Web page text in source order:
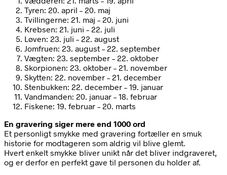
Tyren: 20. april – 20. maj
Tvillingerne: 21. maj – 20. juni
Krebsen: 21. juni – 22. juli
Løven: 23. juli – 22. august
Jomfruen: 23. august – 22. september
Vægten: 23. september – 22. oktober
Skorpionen: 23. oktober – 21. november
Skytten: 22. november – 21. december
Stenbukken: 22. december – 19. januar
Vandmanden: 20. januar – 18. februar
Fiskene: 19. februar – 20. marts
En gravering siger mere end 1000 ord
Et personligt smykke med gravering fortæller en smuk
historie for modtageren som aldrig vil blive glemt.
Hvert enkelt smykke bliver unikt når det bliver indgraveret,
og er derfor en perfekt gave til personen du holder af.